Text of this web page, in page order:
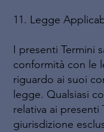
11. Legge
I presenti Termini
conformità con le
riguardo ai suoi
legge. Qualsiasi
relativa ai presenti
giurisdizione